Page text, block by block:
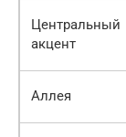
Центральный
акцент
Аллея